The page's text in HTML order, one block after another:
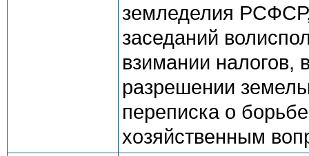
земледелия РСФСР,
заседаний
взимании налогов,
разрешении
переписка о
хозяйственным